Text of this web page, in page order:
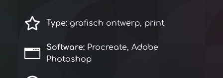
Type: grafisch ontwerp, print
Software: Procreate, Adobe
Photoshop